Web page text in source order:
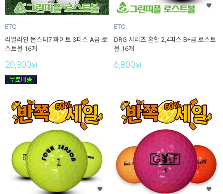
ETC
리얼라인 몬스터7 화이트 3피스 A급 로
스트볼 16개
20,300원
ETC
DRG 시리즈 혼합 2,4피스 B+급 로스트
볼 16개
6,800원